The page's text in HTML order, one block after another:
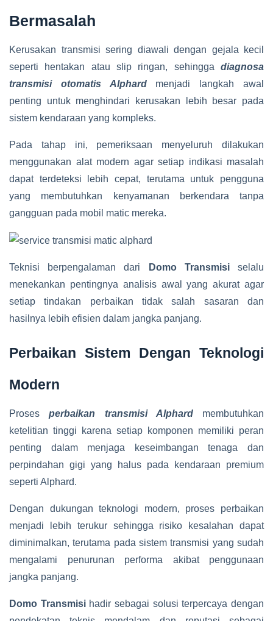
Bermasalah
Kerusakan transmisi sering diawali dengan gejala kecil
seperti hentakan atau slip ringan, sehingga diagnosa
transmisi otomatis Alphardmenjadi langkah awal
penting untuk menghindari kerusakan lebih besar pada
sistem kendaraan yang kompleks.
Pada tahap ini, pemeriksaan menyeluruh dilakukan
menggunakan alat modern agar setiap indikasi masalah
dapat terdeteksi lebih cepat, terutama untuk pengguna
yang membutuhkan kenyamanan berkendara tanpa
gangguan pada mobil matic mereka.
Teknisi berpengalaman dari Domo Transmisiselalu
menekankan pentingnya analisis awal yang akurat agar
setiap tindakan perbaikan tidak salah sasaran dan
hasilnya lebih efisien dalam jangka panjang.
Perbaikan Sistem Dengan Teknologi
Modern
Prosesperbaikan transmisi Alphardmembutuhkan
ketelitian tinggi karena setiap komponen memiliki peran
penting dalam menjaga keseimbangan tenaga dan
perpindahan gigi yang halus pada kendaraan premium
seperti Alphard.
Dengan dukungan teknologi modern, proses perbaikan
menjadi lebih terukur sehingga risiko kesalahan dapat
diminimalkan, terutama pada sistem transmisi yang sudah
mengalami penurunan performa akibat penggunaan
jangka panjang.
Domo Transmisihadir sebagai solusi terpercaya dengan